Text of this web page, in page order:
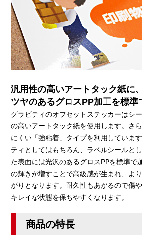
汎用性の高いアートタック紙に、
ツヤのあるグロスPP加工を標準
グラビティのオフセットステッカーはシ
の高いアートタック紙を使用します。さ
にくい「強粘着」タイプを利用していま
ティとしてはもちろん、ラベルシールと
た表面には光沢のあるグロスPPを標準で
の輝きが増すことで高級感が生まれ、よ
がりとなります。耐久性もあがるので傷
キレイな状態を保ちやすくなります。
商品の特長